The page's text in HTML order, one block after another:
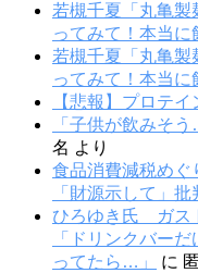
若槻千夏「丸亀
ってみて！本当に
若槻千夏「丸亀
ってみて！本当に
【悲報】プロテ
「子供が飲みそ
名 より
食品消費減税め
「財源示して」批
ひろゆき氏 ガス
「ドリンクバー
ってたら…」
に